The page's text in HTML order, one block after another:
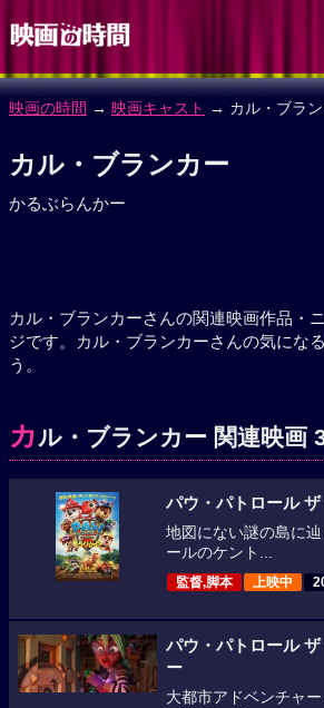
映画の時間 → 映画キャスト → カル・ブラ
カル・ブランカー
かるぶらんかー
カル・ブランカーさんの関連映画作品・
ジです。カル・ブランカーさんの気にな
う。
カル・ブランカー 関連映画
パウ・パトロール
地図にない謎の島に
ールのケント...
監督,脚本 上映中
パウ・パトロール
ー
大都市アドベンチャ